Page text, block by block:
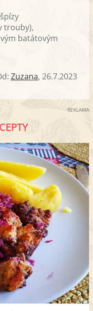
trouby),
batátovým
Zuzana, 26.7.2023
REKLAMA